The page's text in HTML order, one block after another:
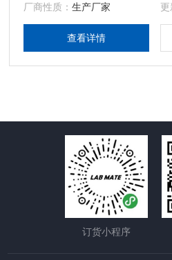
制进 样，并与任何国内外气相色
重复性和灵敏度等指标*满足目前
准，并且在结构上具有自身*的功能
厂商性质：生产厂家 更
查看详情
订货小程序